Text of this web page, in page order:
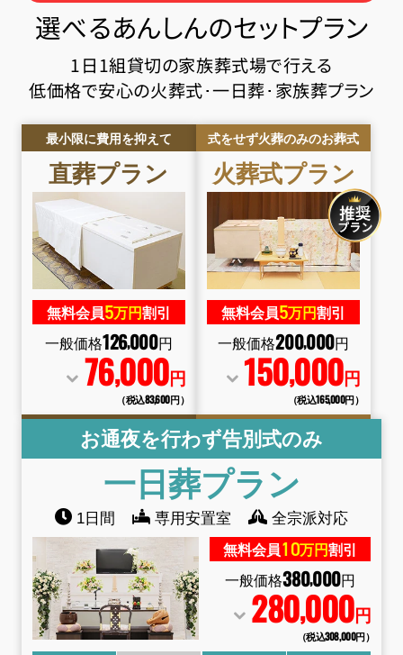
選べるあんしんのセットプラン
1日1組貸切の家族葬式場で行える
低価格で安心の火葬式･一日葬･家族葬プラン
最小限に費用を抑えて
直葬プラン
無料会員5万円割引
一般価格126,000円
76,000円
（税込83,600円）
式をせず火葬のみのお葬式
火葬式プラン
無料会員5万円割引
一般価格200,000円
150,000円
（税込165,000円）
お通夜を行わず告別式のみ
一日葬プラン
1日間 専用安置室 全宗派対応
無料会員10万円割引
一般価格380,000円
280,000円
（税込308,000円）